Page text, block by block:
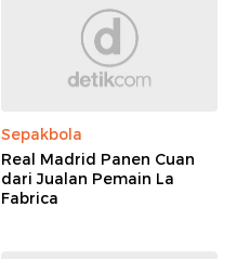
Sepakbola
Real Madrid Panen Cuan
dari Jualan Pemain La
Fabrica